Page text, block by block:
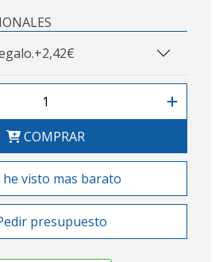
+2,42€
COMPRAR
he visto mas barato
presupuesto